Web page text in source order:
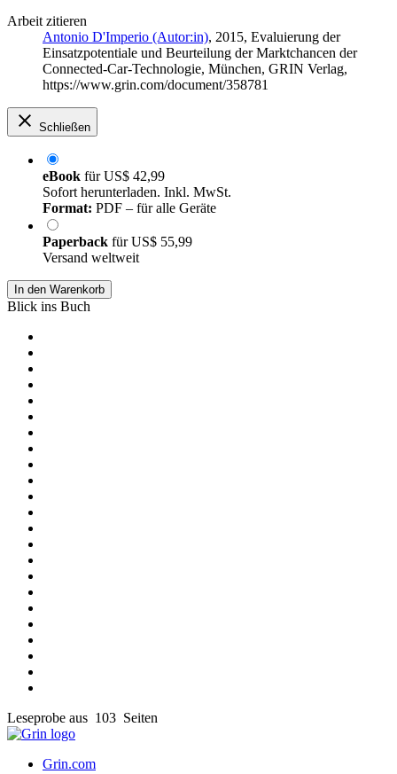
Arbeit zitieren
Antonio D'Imperio (Autor:in), 2015, Evaluierung der
Einsatzpotentiale und Beurteilung der Marktchancen der
Connected-Car-Technologie, München, GRIN Verlag,
https://www.grin.com/document/358781
Schließen
eBook fürUS$ 42,99
Sofort herunterladen. Inkl. MwSt.
Format: PDF – für alle Geräte
Paperback fürUS$ 55,99
Versand weltweit
In den Warenkorb
Blick ins Buch
Leseprobe aus 103 Seiten
Grin.com